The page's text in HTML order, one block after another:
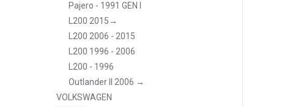
Pajero - 1991 GEN I
L200 2015→
L200 2006 - 2015
L200 1996 - 2006
L200 - 1996
Outlander II 2006 →
VOLKSWAGEN